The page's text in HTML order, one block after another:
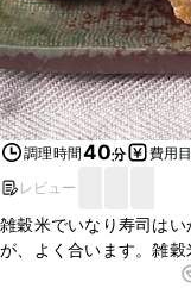
調理時間40分 費用
レビュー
雑穀米でいなり寿司は
が、よく合います。雑
けといりごまのみにし